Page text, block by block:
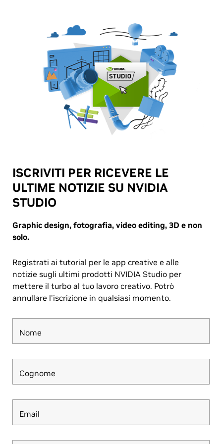
ISCRIVITI PER RICEVERE LE
ULTIME NOTIZIE SU NVIDIA
STUDIO
Graphic design, fotografia, video editing, 3D e non
solo.
Registrati ai tutorial per le app creative e alle
notizie sugli ultimi prodotti NVIDIA Studio per
mettere il turbo al tuo lavoro creativo. Potrò
annullare l'iscrizione in qualsiasi momento.
Nome
Cognome
Email